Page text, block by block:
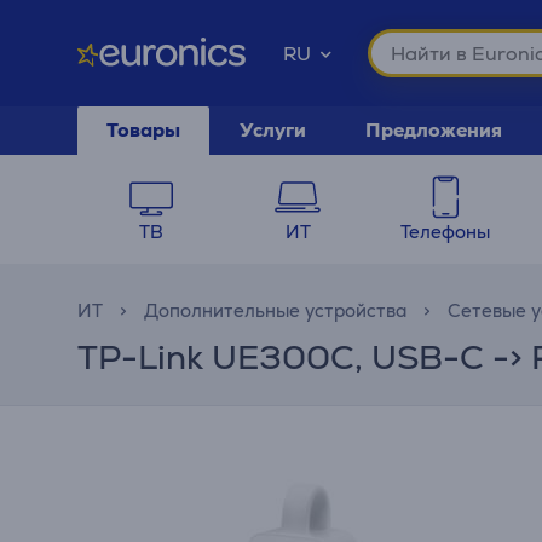
RU
Товары Услуги Предложения
ТВ ИТ Телефоны
ИТ Дополнительные устройства Сетевые
TP-Link UE300C, USB-C -